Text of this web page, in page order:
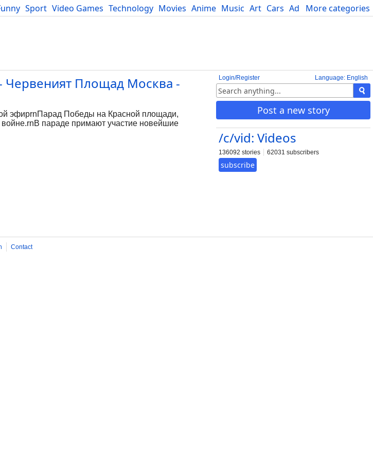
More categories
Sport Video Games Technology Movies Anime Music Art Cars Advice Science
Language: English
Login/Register
Post a new story
/c/vid: Videos
136092 stories 62031 subscribers
subscribe
Червеният Площад Москва -
эфирrnПарад Победы на Красной площади,
параде примают участие новейшие
Contact